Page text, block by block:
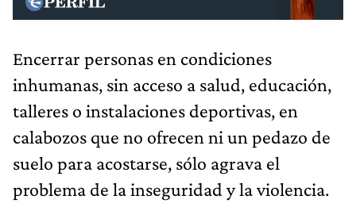
Encerrar personas en condiciones
inhumanas, sin acceso a salud, educación,
talleres o instalaciones deportivas, en
calabozos que no ofrecen ni un pedazo de
suelo para acostarse, sólo agrava el
problema de la inseguridad y la violencia.